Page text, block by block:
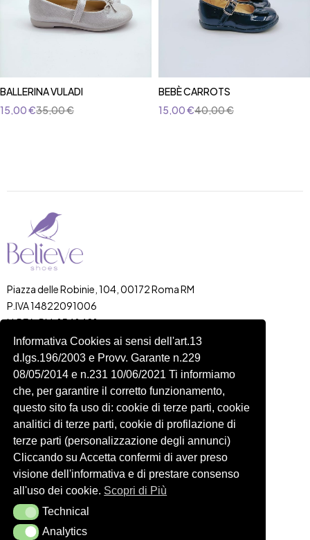
Informativa Cookies ai sensi dell'art.13
d.lgs.196/2003 e Provv. Garante n.229
08/05/2014 e n.231 10/06/2021 Ti informiamo
che, per garantire il corretto funzionamento,
questo sito fa uso di: cookie di terze parti, cookie
analitici di terze parti, cookie di profilazione di
terze parti (personalizzazione degli annunci)
Cliccando su Accetta confermi di aver preso
visione dell'informativa e di prestare consenso
all'uso dei cookie. Scopri di Più
Technical
Technical
Analytics
Analytics
BALLERINA VULADI
35,00€
15,00€
BEBÈ CARROTS
40,00€
15,00€
Piazza delle Robinie, 104, 00172 Roma RM
P.IVA 14822091006
N.REA: RM-1548401
C.SOCIALE: €10,00
334 918 4321
Shop
Shop
Donna
Bambini
Accessori
Account
Carrello
Profilo
Ordini
Wishlist
Spedizioni e Resi